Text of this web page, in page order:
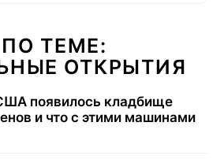
ТЕМЕ:
ОТКРЫТИЯ
появилось кладбище
и что с этими машинами